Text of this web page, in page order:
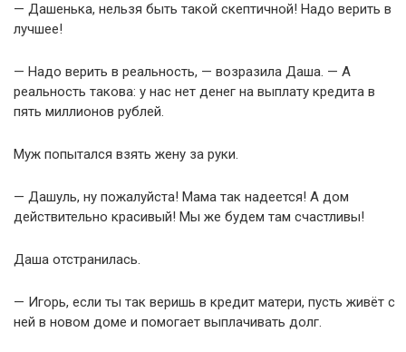
— Дашенька, нельзя быть такой скептичной! Надо верить в
лучшее!
— Надо верить в реальность, — возразила Даша. — А
реальность такова: у нас нет денег на выплату кредита в
пять миллионов рублей.
Муж попытался взять жену за руки.
— Дашуль, ну пожалуйста! Мама так надеется! А дом
действительно красивый! Мы же будем там счастливы!
Даша отстранилась.
— Игорь, если ты так веришь в кредит матери, пусть живёт с
ней в новом доме и помогает выплачивать долг.